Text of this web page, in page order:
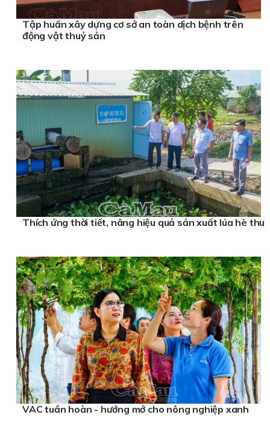
Tập huấn xây dựng cơ sở an toàn dịch bệnh trên
động vật thuỷ sản
Thích ứng thời tiết, nâng hiệu quả sản xuất lúa hè thu
VAC tuần hoàn - hướng mở cho nông nghiệp xanh